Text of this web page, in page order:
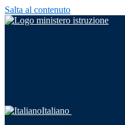
Salta al contenuto
Italiano